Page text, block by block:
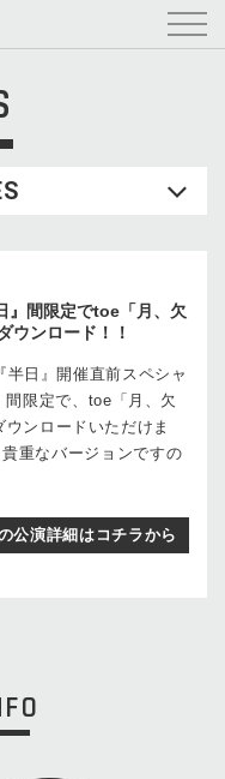
』間限定でtoe「月、欠
ウンロード！！
日』開催直前スペシャ
限定で、toe「月、欠
ンロードいただけま
重なバージョンですの
公演詳細はコチラから